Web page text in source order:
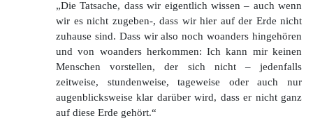
„Die Tatsache, dass wir eigentlich wissen – auch wenn
wir es nicht zugeben-, dass wir hier auf der Erde nicht
zuhause sind. Dass wir also noch woanders hingehören
und von woanders herkommen: Ich kann mir keinen
Menschen vorstellen, der sich nicht – jedenfalls
zeitweise, stundenweise, tageweise oder auch nur
augenblicksweise klar darüber wird, dass er nicht ganz
auf diese Erde gehört.“